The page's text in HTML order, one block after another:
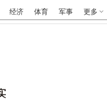
经济 体育 军事 更多